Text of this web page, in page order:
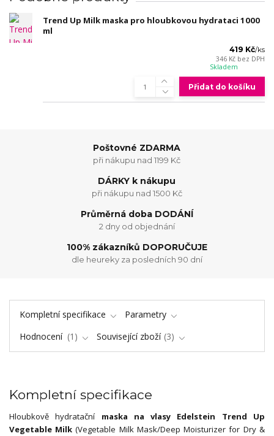
Trend Up Milk maska pro hloubkovou hydrataci 1000
ml
419 Kč/ks
346 Kč bez DPH
Skladem
Přidat do košíku
Poštovné ZDARMA
při nákupu nad 1199 Kč
DÁRKY k nákupu
při nákupu nad 1500 Kč
Průměrná doba DODÁNÍ
2 dny od objednání
100% zákazníků DOPORUČUJE
dle heureky za posledních 90 dní
Kompletní specifikace
Parametry
Hodnocení
1 Související zboží 3
Kompletní specifikace
Hloubkově hydratační maska na vlasy Edelstein Trend Up
Vegetable Milk (Vegetable Milk Mask/Deep Moisturizer for Dry &